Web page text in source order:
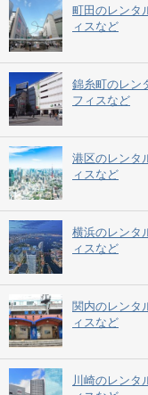
町田のレンタ
ィスなど
錦糸町のレン
フィスなど
港区のレンタ
ィスなど
横浜のレンタ
ィスなど
関内のレンタ
ィスなど
川崎のレンタ